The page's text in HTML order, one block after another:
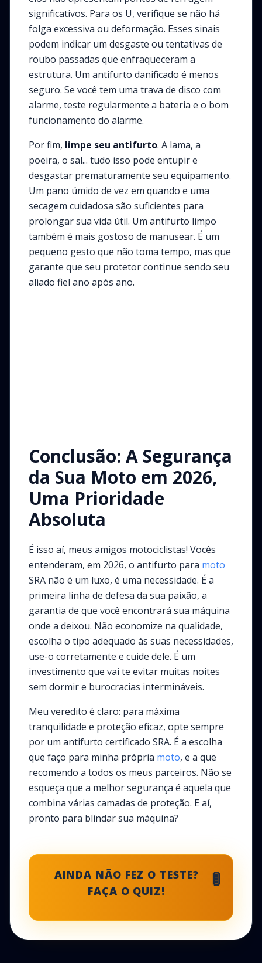
significativos. Para os U, verifique se não há
folga excessiva ou deformação. Esses sinais
podem indicar um desgaste ou tentativas de
roubo passadas que enfraqueceram a
estrutura. Um antifurto danificado é menos
seguro. Se você tem uma trava de disco com
alarme, teste regularmente a bateria e o bom
funcionamento do alarme.
Por fim, limpe seu antifurto. A lama, a
poeira, o sal... tudo isso pode entupir e
desgastar prematuramente seu equipamento.
Um pano úmido de vez em quando e uma
secagem cuidadosa são suficientes para
prolongar sua vida útil. Um antifurto limpo
também é mais gostoso de manusear. É um
pequeno gesto que não toma tempo, mas que
garante que seu protetor continue sendo seu
aliado fiel ano após ano.
Conclusão: A Segurança
da Sua Moto em 2026,
Uma Prioridade
Absoluta
É isso aí, meus amigos motociclistas! Vocês
entenderam, em 2026, o antifurto para moto
SRA não é um luxo, é uma necessidade. É a
primeira linha de defesa da sua paixão, a
garantia de que você encontrará sua máquina
onde a deixou. Não economize na qualidade,
escolha o tipo adequado às suas necessidades,
use-o corretamente e cuide dele. É um
investimento que vai te evitar muitas noites
sem dormir e burocracias intermináveis.
Meu veredito é claro: para máxima
tranquilidade e proteção eficaz, opte sempre
por um antifurto certificado SRA. É a escolha
que faço para minha própria moto, e a que
recomendo a todos os meus parceiros. Não se
esqueça que a melhor segurança é aquela que
combina várias camadas de proteção. E aí,
pronto para blindar sua máquina?
AINDA NÃO FEZ O TESTE?
FAÇA O QUIZ!
🚦